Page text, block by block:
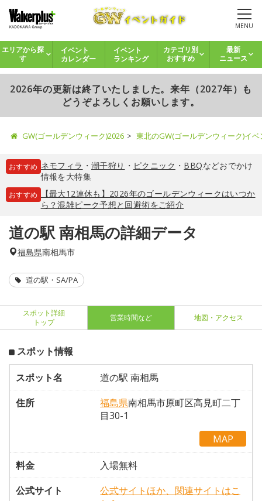
MENU
エリアから探
す
イベント
カレンダー
イベント
ランキング
カテゴリ別
おすすめ
最新
ニュース
2026年の更新は終了いたしました。来年（2027年）も
どうぞよろしくお願いします。
GW(ゴールデンウィーク)2026 東北のGW(ゴールデンウィーク)イ
おすすめ ネモフィラ ・ 潮干狩り ・ ピクニック ・ BBQなどおでかけ
情報を大特集
おすすめ
【最大12連休も】2026年のゴールデンウィークはいつか
ら？混雑ピーク予想と回避術をご紹介
道の駅 南相馬の詳細データ
福島県南相馬市
道の駅・SA/PA
スポット詳細
トップ
営業時間など 地図・アクセス
スポット情報
スポット名
道の駅 南相馬
住所
福島県南相馬市原町区高見町二丁
目30-1
MAP
料金
入場無料
公式サイト
公式サイトほか、関連サイトはこ